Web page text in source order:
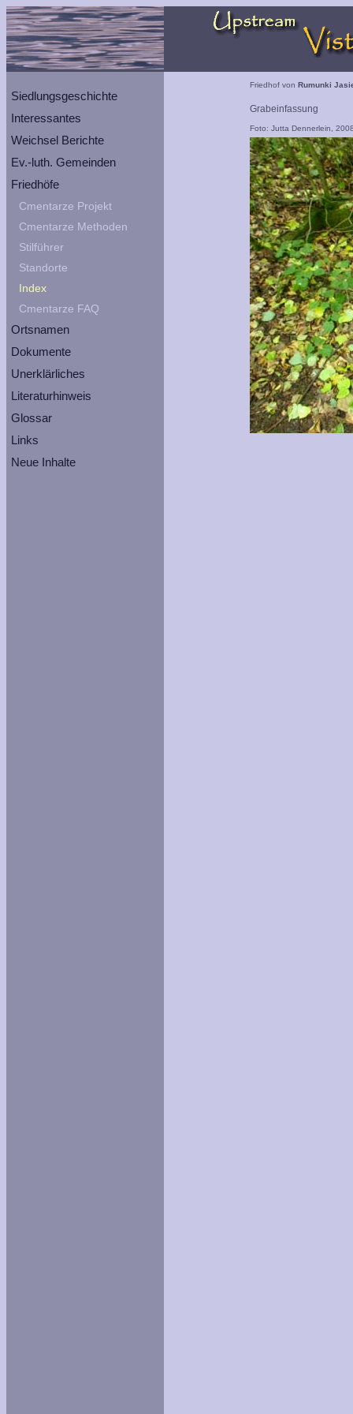
Siedlungsgeschichte
Interessantes
Weichsel Berichte
Ev.-luth. Gemeinden
Friedhöfe
Cmentarze Projekt
Cmentarze Methoden
Stilführer
Standorte
Index
Cmentarze FAQ
Ortsnamen
Dokumente
Unerklärliches
Literaturhinweis
Glossar
Links
Neue Inhalte
Friedhof von Rumunki
Grabeinfassung
Foto: Jutta Dennerlein,